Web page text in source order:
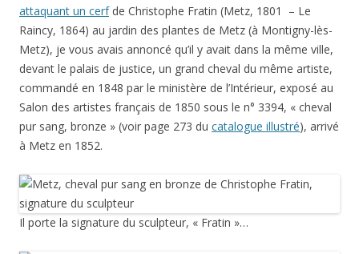
attaquant un cerfde Christophe Fratin (Metz, 1801 – Le
Raincy, 1864) au jardin des plantes de Metz (à Montigny-lès-
Metz), je vous avais annoncé qu’il y avait dans la même ville,
devant le palais de justice, un grand cheval du même artiste,
commandé en 1848 par le ministère de l’Intérieur, exposé au
Salon des artistes français de 1850 sous le n° 3394, « cheval
pur sang, bronze » (voir page 273 du catalogue illustré), arrivé
à Metz en 1852.
Il porte la signature du sculpteur, « Fratin »…